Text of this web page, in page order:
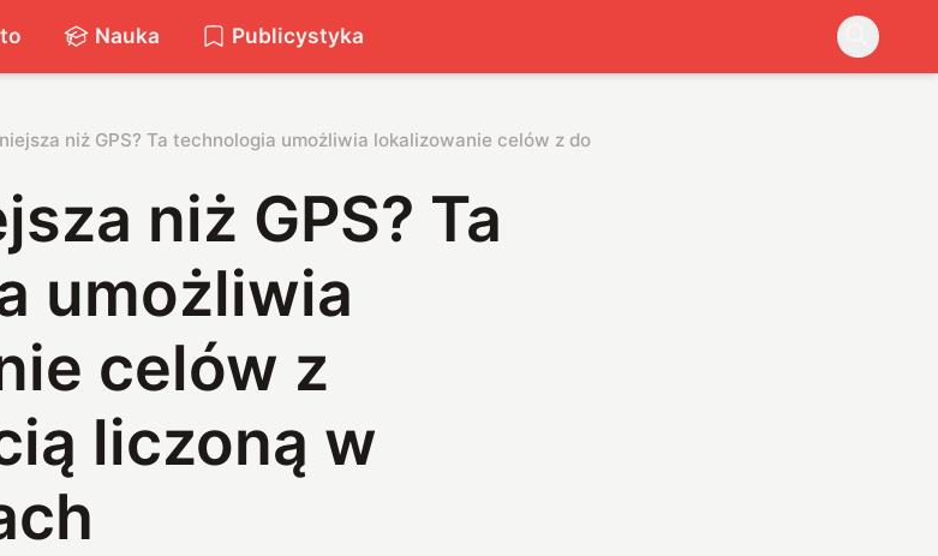
Nauka Publicystyka
niż GPS? Ta technologia umożliwia lokalizowanie celów z dokładnością liczoną w centymetrach
niż GPS? Ta
umożliwia
celów z
liczoną w